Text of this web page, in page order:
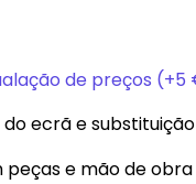
de preços (+5
ecrã e
peças e mão de obra